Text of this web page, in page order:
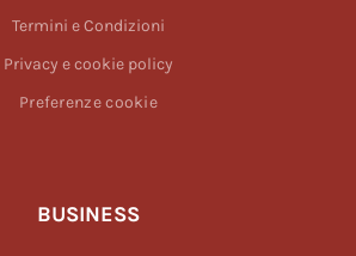
Termini e Condizioni
Privacy e cookie policy
Preferenze cookie
BUSINESS